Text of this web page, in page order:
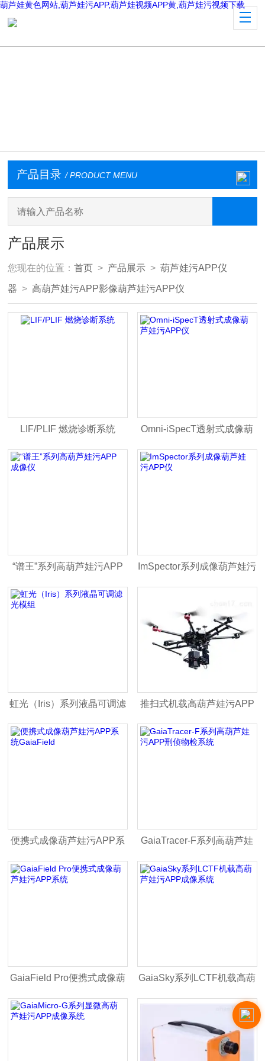
葫芦娃黄色网站,葫芦娃污APP,葫芦娃视频APP黄,葫芦娃污视频下载
产品目录 / PRODUCT MENU
产品展示
您现在的位置：首页 > 产品展示 >葫芦娃污APP仪
器 >高葫芦娃污APP影像葫芦娃污APP仪
LIF/PLIF 燃烧诊断系统 Omni-iSpecT透射式成像葫
芦娃污APP仪
“谱王”系列高葫芦娃污APP
成像仪
ImSpector系列成像葫芦娃污
APP仪
虹光（Iris）系列液晶可调滤
光模组
推扫式机载高葫芦娃污APP
成像仪GaiaSky-mini
便携式成像葫芦娃污APP系
统GaiaField
GaiaTracer-F系列高葫芦娃
污APP刑侦物检系统
GaiaField Pro便携式成像葫
芦娃污APP系统
GaiaSky系列LCTF机载高葫
芦娃污APP成像系统